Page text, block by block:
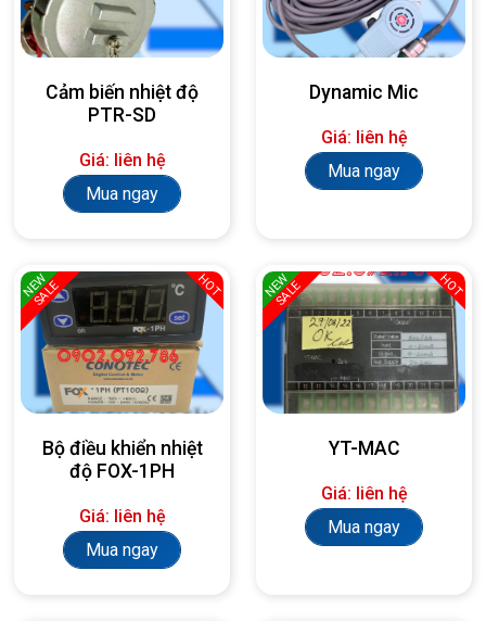
Cảm biến nhiệt độ
PTR-SD
Giá: liên hệ
Mua ngay
Dynamic Mic
Giá: liên hệ
Mua ngay
NEW HOT
SALE
Bộ điều khiển nhiệt
độ FOX-1PH
Giá: liên hệ
Mua ngay
NEW HOT
SALE
YT-MAC
Giá: liên hệ
Mua ngay